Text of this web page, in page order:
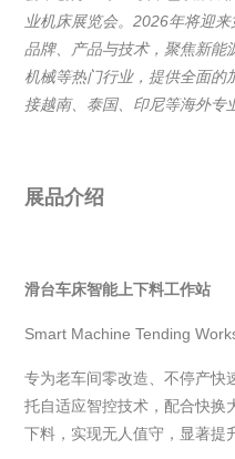
业机床展览会。2026年将迎
品牌、产品与技术，聚焦新能
机械等热门行业，提供全面的
接越南、泰国、印尼等海外专
展品介绍
滑台车床智能上下料工作站
Smart Machine Tending
专为老车间零改造、不停产快
托自适应智控技术，配合快换
下料，实现无人值守，显著提